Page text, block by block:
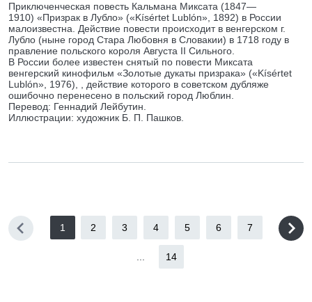
Приключенческая повесть Кальмана Миксата (1847—
1910) «Призрак в Лубло» («Kísértet Lublón», 1892) в России
малоизвестна. Действие повести происходит в венгерском г.
Лубло (ныне город Стара Любовня в Словакии) в 1718 году в
правление польского короля Августа II Сильного.
В России более известен снятый по повести Миксата
венгерский кинофильм «Золотые дукаты призрака» («Kísértet
Lublón», 1976), , действие которого в советском дубляже
ошибочно перенесено в польский город Люблин.
Перевод: Геннадий Лейбутин.
Иллюстрации: художник Б. П. Пашков.
1 2 3 4 5 6 7
14